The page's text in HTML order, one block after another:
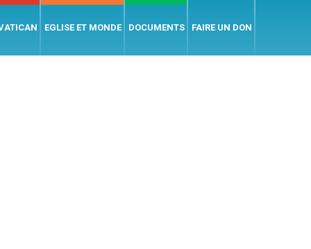
EGLISE ET MONDE DOCUMENTS FAIRE UN DON